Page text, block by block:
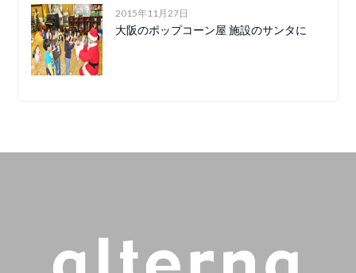
2015年11月27日
大阪のポップコーン屋 施設のサンタに